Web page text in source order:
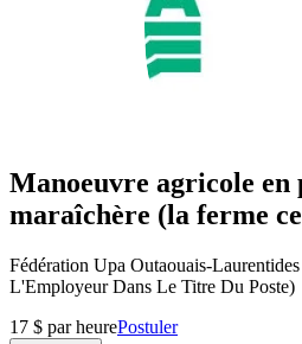
Manoeuvre agricole en
maraîchère (la ferme
Fédération Upa Outaouais-
L'Employeur Dans Le Titre Du Poste)
17 $ par heurePostuler